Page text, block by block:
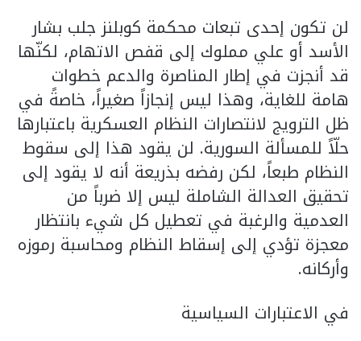
لن تكون إحدى تبعات محكمة كوبلنز جلب بشار
الأسد أو علي مملوك إلى قفص الاتهام، لكنّها
قد أنجزت في إطار المناصرة والدعم خطوات
هامة للغاية، وهذا ليس إنجازاً صغيراً، خاصةً في
ظل الترويج لانتصارات النظام العسكرية باعتبارها
حلّاً للمسألة السورية. لن يقود هذا إلى سقوط
النظام طبعاً، لكن رفضه بذريعة أنه لا يقود إلى
تحقيق العدالة الشاملة ليس إلا ضرباً من
العدمية والرغبة في تعطيل كل شيء بانتظار
معجزة تؤدي إلى إسقاط النظام ومحاسبة رموزه
وأركانه.
في الاعتبارات السياسية